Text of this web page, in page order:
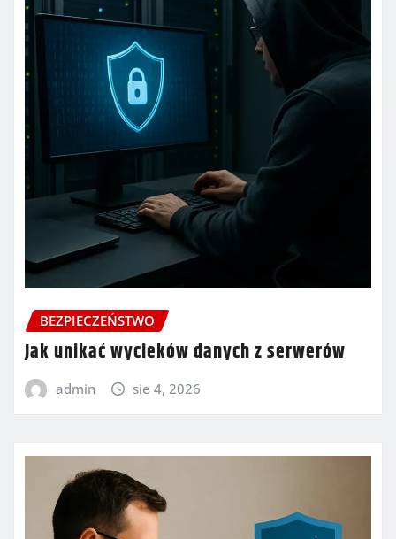
BEZPIECZEŃSTWO
Jak unikać wycieków danych z serwerów
admin sie 4, 2026